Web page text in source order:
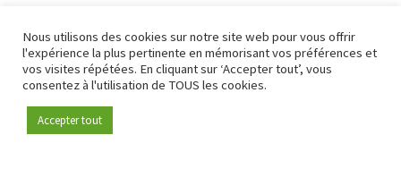
Devenez membre
Nous utilisons des cookies sur notre site web pour vous offrir
l'expérience la plus pertinente en mémorisant vos préférences et
vos visites répétées. En cliquant sur ‘Accepter tout’, vous
consentez à l'utilisation de TOUS les cookies.
Accepter tout